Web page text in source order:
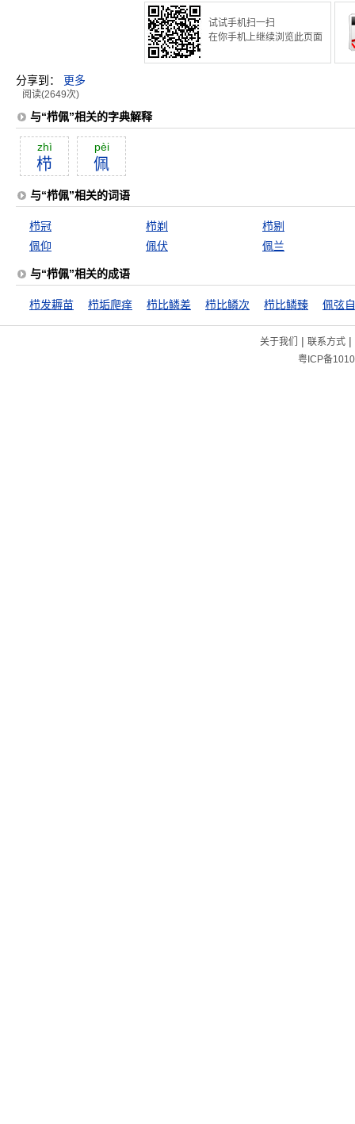
试试手机扫一扫
在你手机上继续浏览此页面
分享到： 更多
阅读(2649次)
与“栉佩”相关的字典解释
zhì
栉
pèi
佩
与“栉佩”相关的词语
栉冠 栉剃
栉剔
佩仰
佩伏 佩兰
与“栉佩”相关的成语
栉发耨苗 栉垢爬痒 栉比鳞差 栉比鳞次 栉比鳞臻 佩弦
关于我们 | 联系方式|
粤ICP备